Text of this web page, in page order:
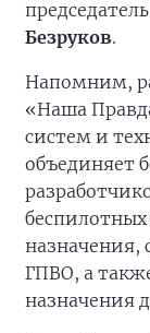
Безруков.
Напомним,
«Наша
систем и
объединяет
назначения,
ГПВО, а
назначения